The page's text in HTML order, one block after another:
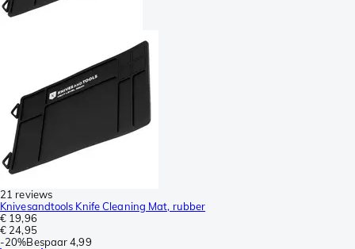
21 reviews
Knivesandtools Knife Cleaning Mat, rubber
€ 19,96
€ 24,95
-20%Bespaar 4,99